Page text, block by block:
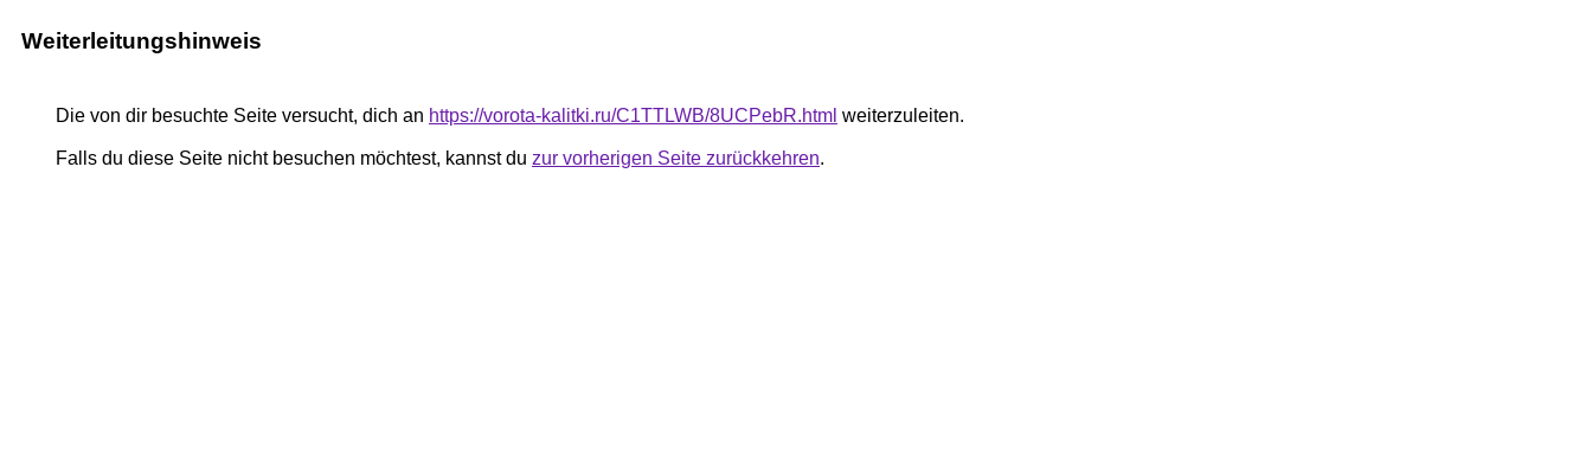
Weiterleitungshinweis
Die von dir besuchte Seite versucht, dich an https://vorota-kalitki.ru/C1TTLWB/8UCPebR.html weiterzuleiten.
Falls du diese Seite nicht besuchen möchtest, kannst du zur vorherigen Seite zurückkehren.